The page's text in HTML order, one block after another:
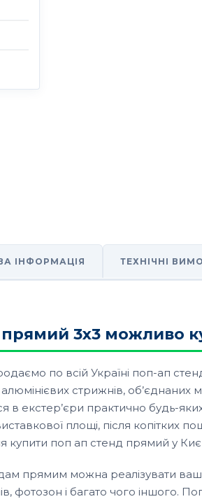
ІНФОРМАЦІЯ ТЕХНІЧНІ
3х3 можливо
по всій Україні поп-ап
алюмінієвих стрижнів,
в екстер’єри практично будь-
площі, після копітких
купити поп ап стенд прямий у
прямим можна реалізувати
фотозон і багато чого іншого.